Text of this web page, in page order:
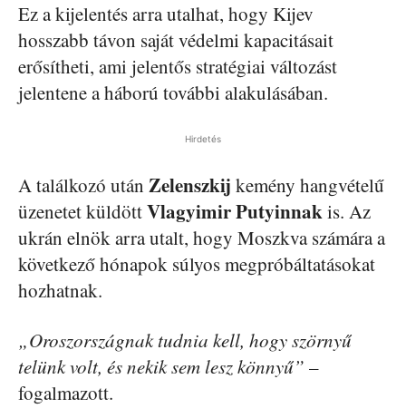
Ez a kijelentés arra utalhat, hogy Kijev
hosszabb távon saját védelmi kapacitásait
erősítheti, ami jelentős stratégiai változást
jelentene a háború további alakulásában.
Hirdetés
A találkozó után Zelenszkij kemény hangvételű
üzenetet küldöttVlagyimir Putyinnakis. Az
ukrán elnök arra utalt, hogy Moszkva számára a
következő hónapok súlyos megpróbáltatásokat
hozhatnak.
„Oroszországnak tudnia kell, hogy szörnyű
telünk volt, és nekik sem lesz könnyű” –
fogalmazott.